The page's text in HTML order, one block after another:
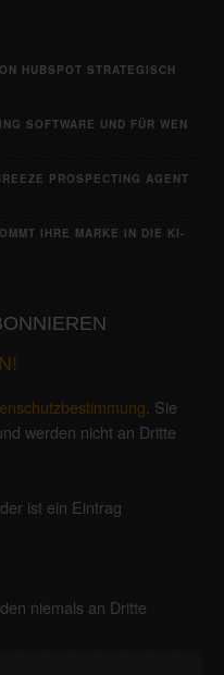
HUBSPOT STRATEGISCH
SOFTWARE UND FÜR WEN
PROSPECTING AGENT
IHRE MARKE IN DIE KI-
. Sie
werden nicht an Dritte
ist ein Eintrag
niemals an Dritte